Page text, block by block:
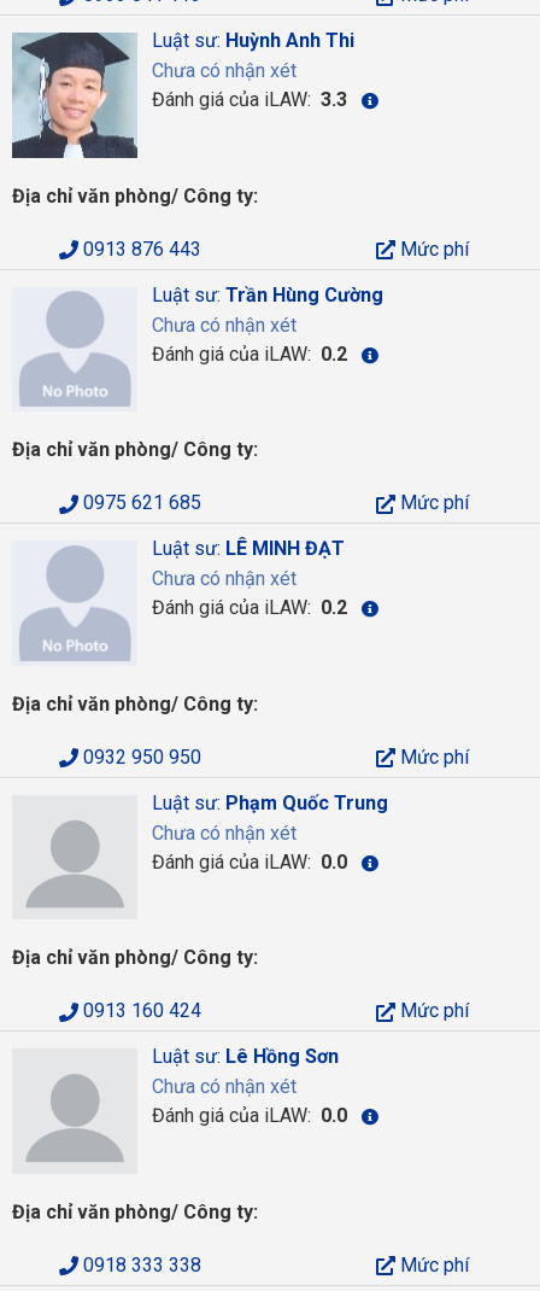
Luật sư: Huỳnh Anh Thi
Chưa có nhận xét
Đánh giá của iLAW: 3.3
Địa chỉ văn phòng/ Công ty:
0913 876 443
Mức phí
Luật sư: Trần Hùng Cường
Chưa có nhận xét
Đánh giá của iLAW: 0.2
Địa chỉ văn phòng/ Công ty:
0975 621 685
Mức phí
Luật sư: LÊ MINH ĐẠT
Chưa có nhận xét
Đánh giá của iLAW: 0.2
Địa chỉ văn phòng/ Công ty:
0932 950 950
Mức phí
Luật sư: Phạm Quốc Trung
Chưa có nhận xét
Đánh giá của iLAW: 0.0
Địa chỉ văn phòng/ Công ty:
0913 160 424
Mức phí
Luật sư: Lê Hồng Sơn
Chưa có nhận xét
Đánh giá của iLAW: 0.0
Địa chỉ văn phòng/ Công ty:
0918 333 338
Mức phí